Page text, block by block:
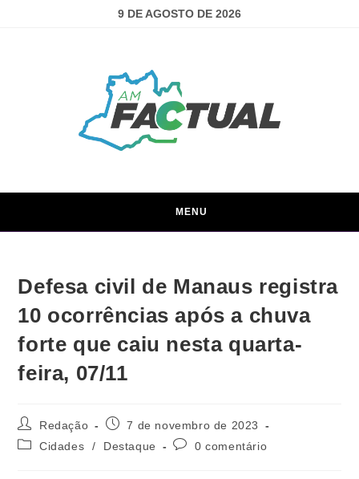
9 DE AGOSTO DE 2026
MENU
Defesa civil de Manaus registra
10 ocorrências após a chuva
forte que caiu nesta quarta-
feira, 07/11
Redação
7 de novembro de 2023
Cidades
/ Destaque 0 comentário